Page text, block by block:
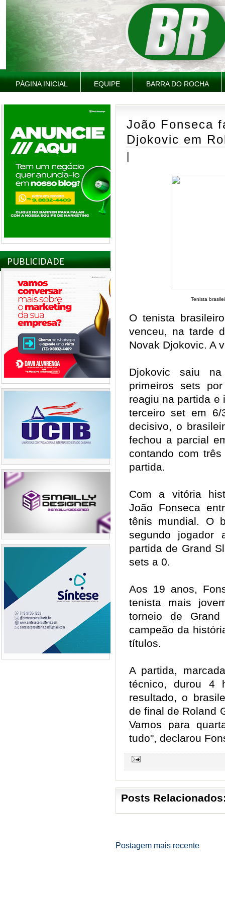
PÁGINA INICIAL EQUIPE BARRA DO ROCHA
PUBLICIDADE
João Fonseca
Djokovic em
|
Tenista
O tenista
venceu, na tarde
Novak Djokovic. A
Djokovic saiu
primeiros sets
reagiu na partida e
terceiro set em
decisivo, o
fechou a parcial
contando com
partida.
Com a vitória
João Fonseca
tênis mundial. O
segundo
partida de Grand
sets a 0.
Aos 19 anos,
tenista mais
torneio de
campeão da
títulos.
A partida,
técnico, durou 4
resultado, o
de final de Roland
Vamos para
tudo", declarou
Posts
Postagem mais recente